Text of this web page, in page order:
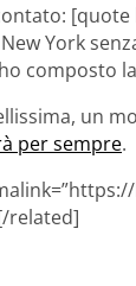
[quote
York
un
per sempre.
related]